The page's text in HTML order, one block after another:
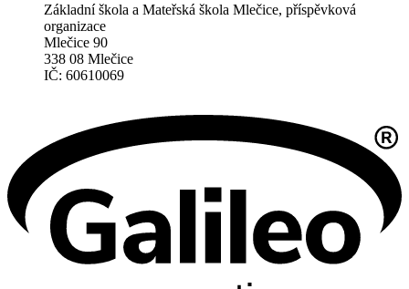
Základní škola a Mateřská škola Mlečice, příspěvková
organizace
Mlečice 90
338 08 Mlečice
IČ: 60610069